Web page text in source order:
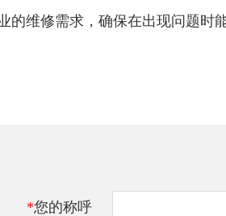
维修需求，确保在出现问题时
*您的称呼